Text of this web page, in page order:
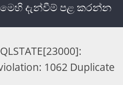
දැන්වීම් පළ කරන්න
1062 Duplicate